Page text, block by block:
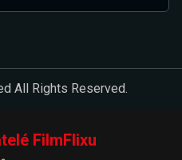
All Rights Reserved.
FilmFlixu